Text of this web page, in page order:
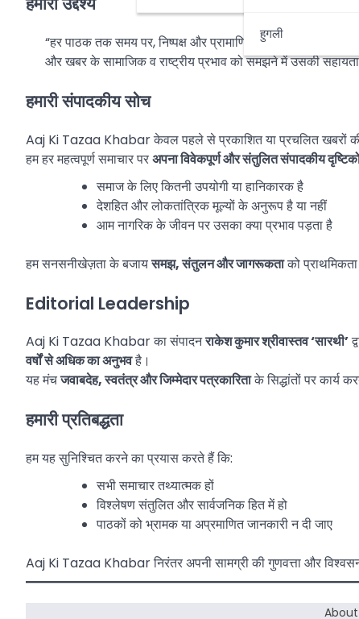
हुगली
“हर पाठक तक समय पर, निष्पक्ष और प्रामाणिक जानकारी पहुँचाना —
और खबर के सामाजिक व राष्ट्रीय प्रभाव को समझने में उसकी
हमारी संपादकीय सोच
Aaj Ki Tazaa Khabar केवल पहले से प्रकाशित या प्रचलित खबरों
हम हर महत्वपूर्ण समाचार परअपना विवेकपूर्ण और संतुलित संपादकीय
समाज के लिए कितनी उपयोगी या हानिकारक है
देशहित और लोकतांत्रिक मूल्यों के अनुरूप है या नहीं
आम नागरिक के जीवन पर उसका क्या प्रभाव पड़ता है
हम सनसनीखेज़ता के बजायसमझ, संतुलन और जागरूकताको
Editorial Leadership
Aaj Ki Tazaa Khabar का संपादनराकेश कुमार श्रीवास्तव ‘सारथी’
वर्षों से अधिक का अनुभवहै।
यह मंचजवाबदेह, स्वतंत्र और जिम्मेदार पत्रकारिताके सिद्धांतों पर कार्य
हमारी प्रतिबद्धता
हम यह सुनिश्चित करने का प्रयास करते हैं कि:
सभी समाचार तथ्यात्मक हों
विश्लेषण संतुलित और सार्वजनिक हित में हो
पाठकों को भ्रामक या अप्रमाणित जानकारी न दी जाए
Aaj Ki Tazaa Khabar निरंतर अपनी सामग्री की गुणवत्ता और
About